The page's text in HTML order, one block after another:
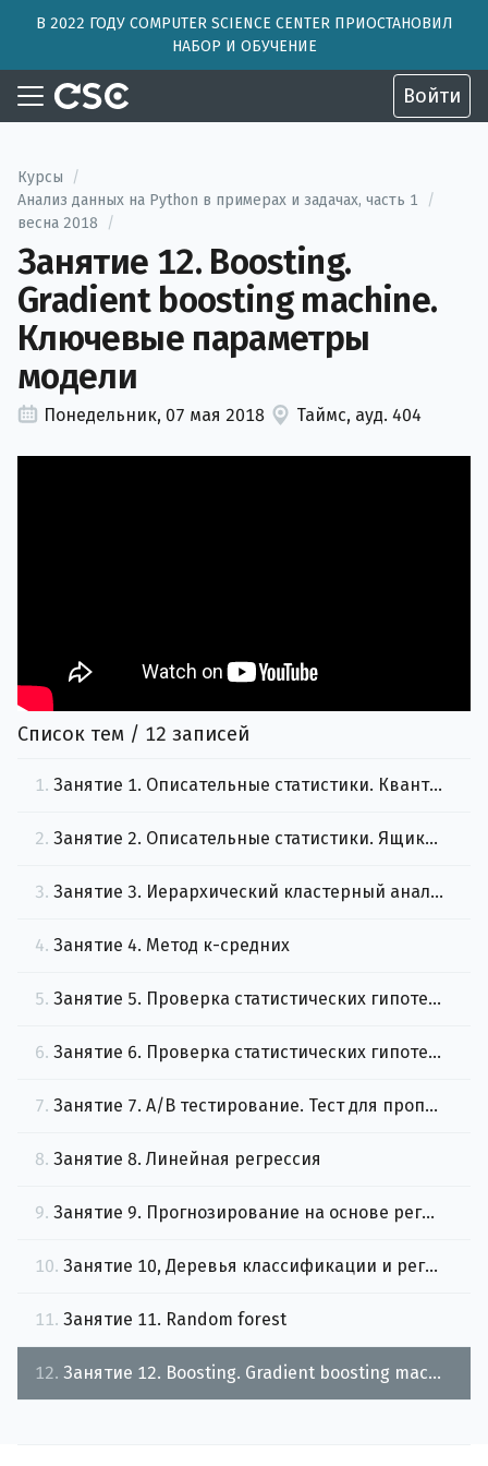
В 2022 ГОДУ COMPUTER SCIENCE CENTER ПРИОСТАНОВИЛ
НАБОР И ОБУЧЕНИЕ
Войти
Курсы
/
Анализ данных на Python в примерах и задачах, часть 1
/
весна 2018
/
Занятие 12. Boosting.
Gradient boosting machine.
Ключевые параметры
модели
Понедельник, 07 мая 2018 Таймс, ауд. 404
Список тем / 12 записей
1. Занятие 1. Описательные статистики. Квантили, квартили. Гистограммы
2. Занятие 2. Описательные статистики. Ящики с усами. Выбросы
3. Занятие 3. Иерархический кластерный анализ
4. Занятие 4. Метод к-средних
5. Занятие 5. Проверка статистических гипотез (теоретическое введение)
6. Занятие 6. Проверка статистических гипотез (процедуры Python)
7. Занятие 7. A/B тестирование. Тест для пропорций
8. Занятие 8. Линейная регрессия
9. Занятие 9. Прогнозирование на основе регрессионной модели с сезонными индикаторными (фиктивными, структурными) переменными
10. Занятие 10, Деревья классификации и регрессии
11. Занятие 11. Random forest
12. Занятие 12. Boosting. Gradient boosting machine. Ключевые параметры модели